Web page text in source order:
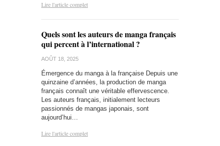
Lire l'article complet
Quels sont les auteurs de manga français
qui percent à l’international ?
AOÛT 18, 2025
Émergence du manga à la française Depuis une
quinzaine d’années, la production de manga
français connaît une véritable effervescence.
Les auteurs français, initialement lecteurs
passionnés de mangas japonais, sont
aujourd’hui…
Lire l'article complet